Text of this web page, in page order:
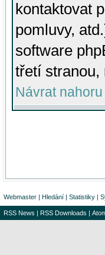
kontaktovat
pomluvy,
software
třetí stranou,
Návrat nahoru
Webmaster | Hledání | Statistiky |
RSS News | RSS Downloads |